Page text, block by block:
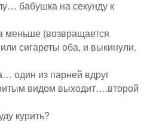
бабушка на секунду к
меньше (возвращается
сигареты оба, и выкинули.
один из парней вдруг
видом выходит….второй
курить?